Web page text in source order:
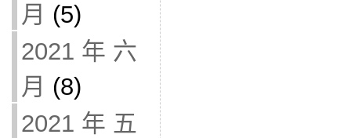
月 (5)
2021 年 六
月 (8)
2021 年 五